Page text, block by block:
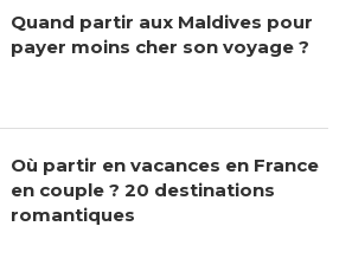
Quand partir aux Maldives pour
payer moins cher son voyage ?
Où partir en vacances en France
en couple ? 20 destinations
romantiques